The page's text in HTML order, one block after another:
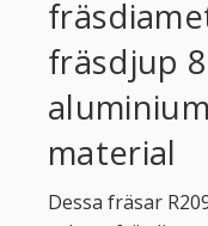
fräsdjup
material
Dessa fräsar